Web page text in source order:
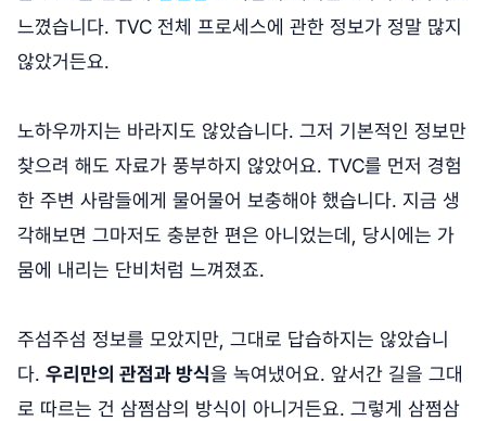
느꼈습니다. TVC 전체 프로세스에 관한 정보가 정말 많지
않았거든요.
노하우까지는 바라지도 않았습니다. 그저 기본적인 정보만
찾으려 해도 자료가 풍부하지 않았어요. TVC를 먼저 경험
한 주변 사람들에게 물어물어 보충해야 했습니다. 지금 생
각해보면 그마저도 충분한 편은 아니었는데, 당시에는 가
뭄에 내리는 단비처럼 느껴졌죠.
주섬주섬 정보를 모았지만, 그대로 답습하지는 않았습니
다. 우리만의 관점과 방식을 녹여냈어요. 앞서간 길을 그대
로 따르는 건 삼쩜삼의 방식이 아니거든요. 그렇게 삼쩜삼